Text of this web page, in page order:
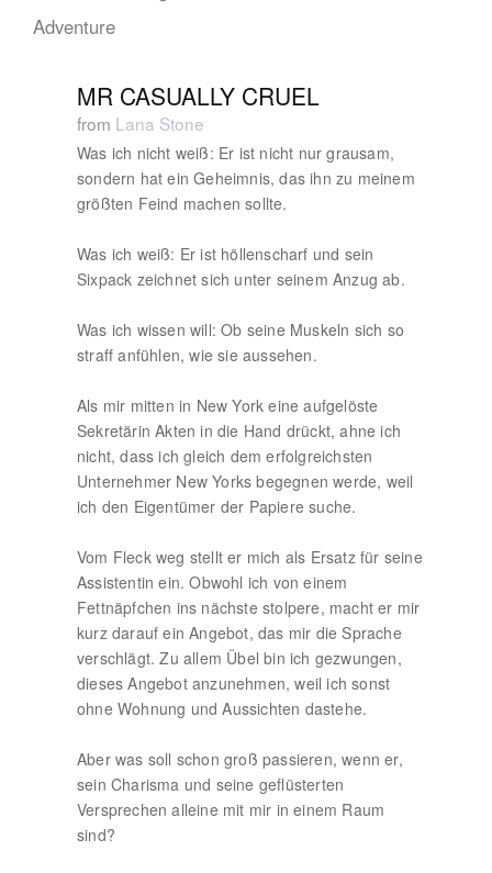
Adventure
MR CASUALLY CRUEL
from Lana Stone
Was ich nicht weiß: Er ist nicht nur grausam,
sondern hat ein Geheimnis, das ihn zu meinem
größten Feind machen sollte.
Was ich weiß: Er ist höllenscharf und sein
Sixpack zeichnet sich unter seinem Anzug ab.
Was ich wissen will: Ob seine Muskeln sich so
straff anfühlen, wie sie aussehen.
Als mir mitten in New York eine aufgelöste
Sekretärin Akten in die Hand drückt, ahne ich
nicht, dass ich gleich dem erfolgreichsten
Unternehmer New Yorks begegnen werde, weil
ich den Eigentümer der Papiere suche.
Vom Fleck weg stellt er mich als Ersatz für seine
Assistentin ein. Obwohl ich von einem
Fettnäpfchen ins nächste stolpere, macht er mir
kurz darauf ein Angebot, das mir die Sprache
verschlägt. Zu allem Übel bin ich gezwungen,
dieses Angebot anzunehmen, weil ich sonst
ohne Wohnung und Aussichten dastehe.
Aber was soll schon groß passieren, wenn er,
sein Charisma und seine geflüsterten
Versprechen alleine mit mir in einem Raum
sind?